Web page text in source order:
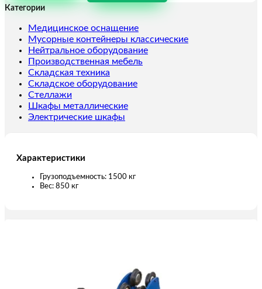
SDR
Категории
Медицинское оснащение
Мусорные контейнеры классические
Нейтральное оборудование
Производственная мебель
Складская техника
Складское оборудование
Стеллажи
Шкафы металлические
Электрические шкафы
Характеристики
Грузоподъемность: 1500 кг
Вес: 850 кг